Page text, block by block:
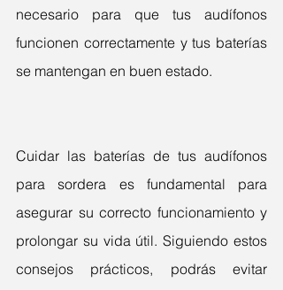
necesario para que tus audífonos
funcionen correctamente y tus baterías
se mantengan en buen estado.
Cuidar las baterías de tus audífonos
para sordera es fundamental para
asegurar su correcto funcionamiento y
prolongar su vida útil. Siguiendo estos
consejos prácticos, podrás evitar